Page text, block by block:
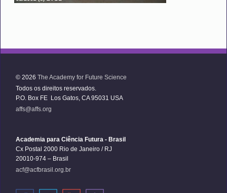
© 2026 The Academy for Future Science
Todos os direitos reservados.
P.O. Box FE Los Gatos, CA 95031 USA
affs@affs.org
Academia para Ciência Futura - Brasil
Cx Postal 2000 Rio de Janeiro / RJ
20010-974 – Brasil
acf@acfbrasil.org.br